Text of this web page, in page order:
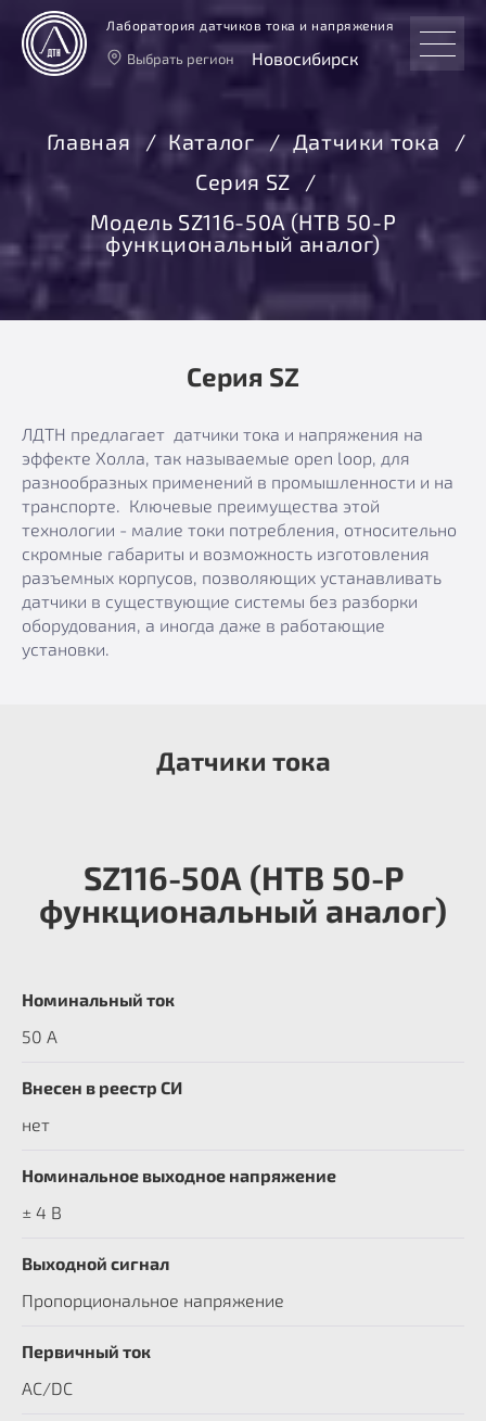
Лаборатория датчиков тока и напряжения
Выбрать регион Новосибирск
Москва
Санкт-Петербург
Екатеринбург
Главная Каталог
Датчики тока
Серия SZ
Модель SZ116-50А (HTB 50-P
функциональный аналог)
Серия SZ
ЛДТН предлагает датчики тока и напряжения на
эффекте Холла, так называемые open loop, для
разнообразных применений в промышленности и на
транспорте. Ключевые преимущества этой
технологии - малие токи потребления, относительно
скромные габариты и возможность изготовления
разъемных корпусов, позволяющих устанавливать
датчики в существующие системы без разборки
оборудования, а иногда даже в работающие
установки.
Датчики тока
SZ116-50А (HTB 50-P
функциональный аналог)
Номинальный ток
50 А
Внесен в реестр СИ
нет
Номинальное выходное напряжение
± 4 В
Выходной сигнал
Пропорциональное напряжение
Первичный ток
AC/DC